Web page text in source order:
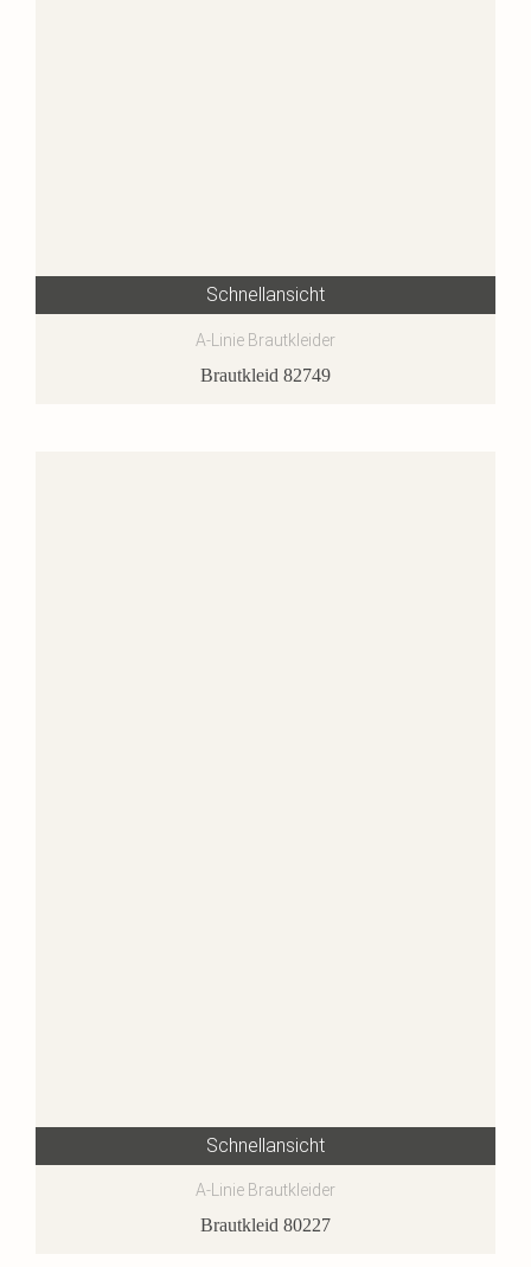
Schnellansicht
A-Linie Brautkleider
Brautkleid 82749
Schnellansicht
A-Linie Brautkleider
Brautkleid 80227